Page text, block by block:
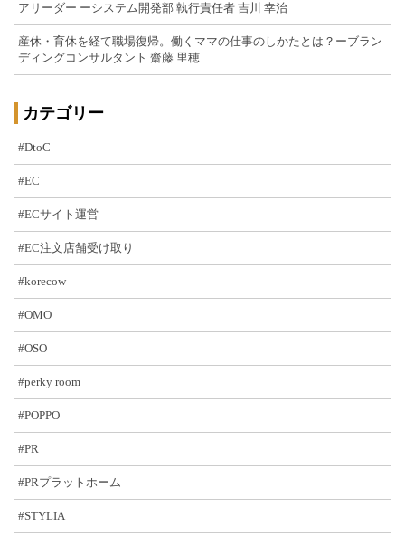
アリーダー ーシステム開発部 執行責任者 吉川 幸治
産休・育休を経て職場復帰。働くママの仕事のしかたとは？ーブラン
ディングコンサルタント 齋藤 里穂
カテゴリー
#DtoC
#EC
#ECサイト運営
#EC注文店舗受け取り
#korecow
#OMO
#OSO
#perky room
#POPPO
#PR
#PRプラットホーム
#STYLIA